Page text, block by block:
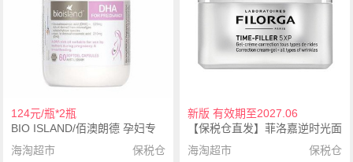
124元/瓶*2瓶
BIO ISLAND/佰澳朗德 孕妇专
用海藻油DHA 60粒*2瓶
海淘超市 保税仓
新版 有效期至2027.06
【保税仓直发】菲洛嘉逆时光面
霜50毫升- 清爽型
海淘超市 保税仓